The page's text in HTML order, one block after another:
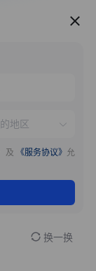
服务推荐
及 《服务协议》 允
换一换